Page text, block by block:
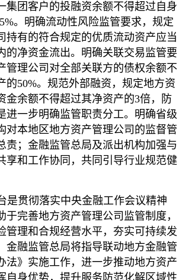
集团客户的投融资余额不得超过自身
。明确流动性风险监管要求，规定
持有的符合规定的优质流动资产应当
的净资金流出。明确关联交易监管要
管理公司对全部关联方的债权余额不
的50%。规范外部融资，规定地方资
金余额不得超过其净资产的3倍，防
进一步明确监管职责分工。明确省级
对本地区地方资产管理公司的监督管
责；金融监管总局及派出机构加强与
享和工作协同，共同引导行业规范健
是贯彻落实中央金融工作会议精神
于完善地方资产管理公司监管制度，
管理和合规经营水平，夯实可持续发
金融监管总局将指导联动地方金融管
法》实施工作，进一步推动地方资产
自身优势，提升服务防范化解区域性